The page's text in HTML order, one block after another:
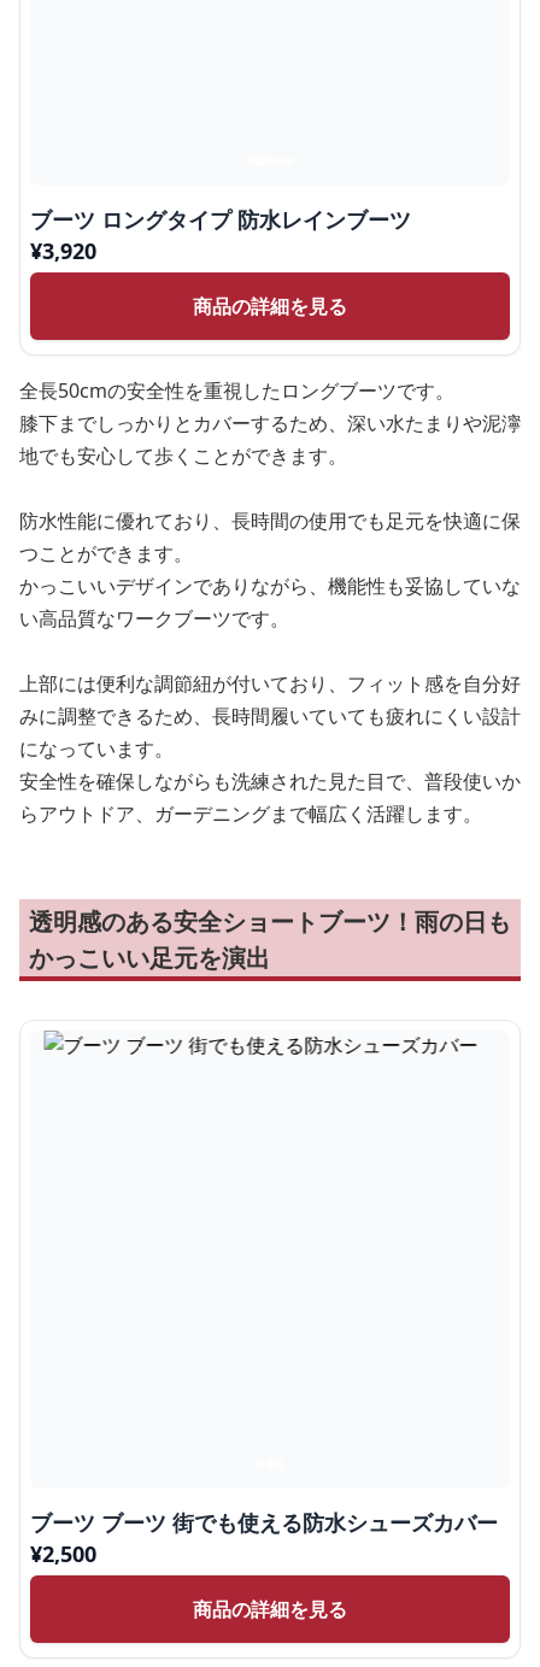
ブーツ ロングタイプ 防水レインブーツ
¥3,920
商品の詳細を見る
全長50cmの安全性を重視したロングブーツです。
膝下までしっかりとカバーするため、深い水たまりや泥濘
地でも安心して歩くことができます。
防水性能に優れており、長時間の使用でも足元を快適に保
つことができます。
かっこいいデザインでありながら、機能性も妥協していな
い高品質なワークブーツです。
上部には便利な調節紐が付いており、フィット感を自分好
みに調整できるため、長時間履いていても疲れにくい設計
になっています。
安全性を確保しながらも洗練された見た目で、普段使いか
らアウトドア、ガーデニングまで幅広く活躍します。
透明感のある安全ショートブーツ！雨の日も
かっこいい足元を演出
ブーツ ブーツ 街でも使える防水シューズカバー
¥2,500
商品の詳細を見る